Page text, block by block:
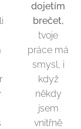
dojetím
brečet,
tvoje
práce má
smysl, i
když
někdy
jsem
vnitřně